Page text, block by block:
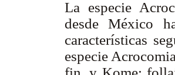
La especie
desde México
características
especie